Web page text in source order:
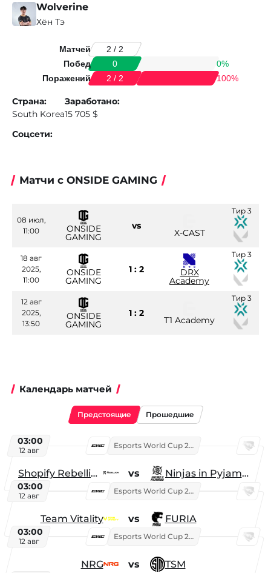
Wolverine
Хён Тэ
Матчей
2 / 2
Побед
0
0%
Поражений
2 / 2 100%
Страна:
South Korea
Заработано:
15 705 $
Соцсети:
Матчи с ONSIDE GAMING
08 июл,
11:00
ONSIDE
GAMING
vs
X-CAST
Тир 3
18 авг
2025,
11:00
ONSIDE
GAMING
1 : 2 DRX
Academy
Тир 3
12 авг
2025,
13:50
ONSIDE
GAMING
1 : 2
T1 Academy
Тир 3
Календарь матчей
Предстоящие Прошедшие
03:00
12 авг
Esports World Cup 2026
Shopify Rebellion vs Ninjas in Pyjamas
03:00
12 авг
Esports World Cup 2026
Team Vitality vs FURIA
03:00
12 авг
Esports World Cup 2026
NRG vs TSM